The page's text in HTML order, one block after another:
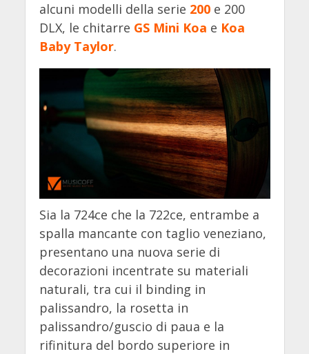
alcuni modelli della serie 200e 200
DLX, le chitarre GS Mini Koa e Koa
Baby Taylor.
Sia la 724ce che la 722ce, entrambe a
spalla mancante con taglio veneziano,
presentano una nuova serie di
decorazioni incentrate su materiali
naturali, tra cui il binding in
palissandro, la rosetta in
palissandro/guscio di paua e la
rifinitura del bordo superiore in